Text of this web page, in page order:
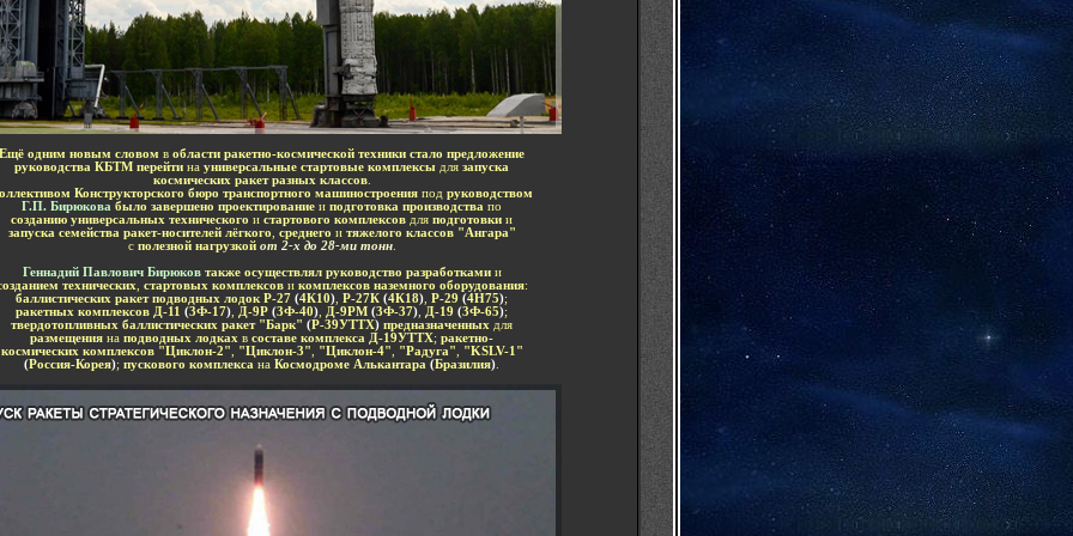
Ещё одним новым словом в области ракетно-космической техники стало предложение
руководства КБТМ перейти на универсальные стартовые комплексы для запуска
космических ракет разных классов.
Конструкторского бюро транспортного машиностроения под руководством
Г.П. Бирюкова было завершено проектирование и подготовка производства по
созданию универсальных технического и стартового комплексов для подготовки и
запуска семейства ракет-носителей лёгкого
среднего и тяжелого классов "Ангара"
сполезной нагрузкойот 2-х до 28-ми тонн.
Геннадий Павлович Бирюков также осуществлял руководство разработками и
технических
стартовых комплексови комплексов наземного оборудования:
баллистических ракет подводных лодок Р-27 (4К10) Р-27К (4К18) Р-29 (4Н75);
ракетных комплексов Д-11 (3Ф-17) Д-9Р (3Ф-40) Д-9РМ (3Ф-37) Д-19 (3Ф-65);
твердотопливных баллистических ракет "Барк" (Р-39УТТХ) предназначенных для
размещения на подводных лодках в составе комплекса Д-19УТТХ; ракетно-
космических комплексов "Циклон-2"
"Циклон-3" "Циклон-4" "Радуга"
"KSLV-1"
(Россия-Корея); пускового комплекса на Космодроме Алькантара (Бразилия)